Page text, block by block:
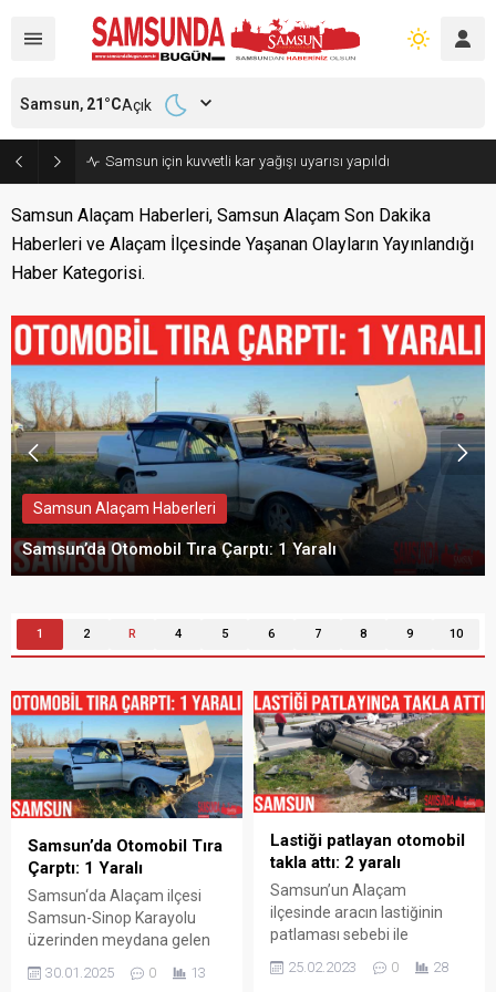
Samsun için kuvvetli kar yağışı uyarısı yapıldı
Samsun, 21 °CAçık
Samsun Alaçam Haberleri, Samsun Alaçam Son Dakika
Haberleri ve Alaçam İlçesinde Yaşanan Olayların Yayınlandığı
Haber Kategorisi.
Samsun Alaçam Haberleri
Lastiği patlayan otomobil takla attı: 2 yaralı
1 2 R 4 5 6 7 8 9 10
Samsun’da Otomobil Tıra
Çarptı: 1 Yaralı
Samsun‘da Alaçam ilçesi
Samsun-Sinop Karayolu
üzerinden meydana gelen
halindeki otomobil
30.01.2025 0 13
Lastiği patlayan otomobil
takla attı: 2 yaralı
Samsun’un Alaçam
ilçesinde aracın lastiğinin
patlaması sebebi ile
kazasında 2 kişi yaralandı.
25.02.2023 0 28